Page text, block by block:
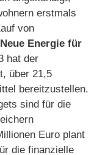
erstmals
von
Neue Energie für
hat der
über 21,5
bereitzustellen.
sind für die
Euro plant
die finanzielle